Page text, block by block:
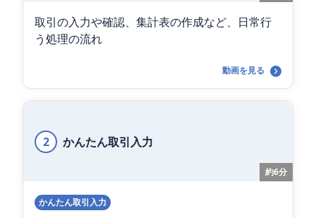
取引の入力や確認、集計表の作成など、日常行
う処理の流れ
動画を見る
2 かんたん取引入力
約6分
かんたん取引入力